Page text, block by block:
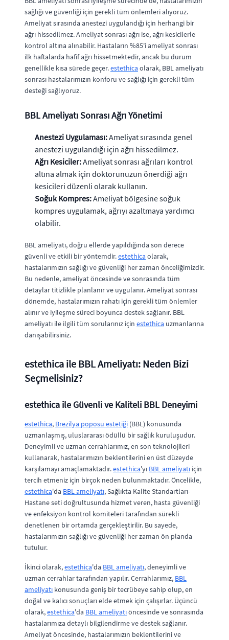
sağlığı ve güvenliği için gerekli tüm önlemleri alıyoruz.
Ameliyat sırasında anestezi uygulandığı için herhangi bir
ağrı hissedilmez. Ameliyat sonrası ağrı ise, ağrı kesicilerle
kontrol altına alınabilir. Hastaların %85'i ameliyat sonrası
ilk haftalarda hafif ağrı hissetmektedir, ancak bu durum
genellikle kısa sürede geçer.estethica olarak, BBL ameliyatı
sonrası hastalarımızın konforu ve sağlığı için gerekli tüm
desteği sağlıyoruz.
BBL Ameliyatı Sonrası Ağrı Yönetimi
Anestezi Uygulaması:Ameliyat sırasında genel
anestezi uygulandığı için ağrı hissedilmez.
Ağrı Kesiciler:Ameliyat sonrası ağrıları kontrol
altına almak için doktorunuzun önerdiği ağrı
kesicileri düzenli olarak kullanın.
Soğuk Kompres:Ameliyat bölgesine soğuk
kompres uygulamak, ağrıyı azaltmaya yardımcı
olabilir.
BBL ameliyatı, doğru ellerde yapıldığında son derece
güvenli ve etkili bir yöntemdir.estethica olarak,
hastalarımızın sağlığı ve güvenliği her zaman önceliğimizdir.
Bu nedenle, ameliyat öncesinde ve sonrasında tüm
detaylar titizlikle planlanır ve uygulanır. Ameliyat sonrası
dönemde, hastalarımızın rahatı için gerekli tüm önlemler
alınır ve iyileşme süreci boyunca destek sağlanır. BBL
ameliyatı ile ilgili tüm sorularınız için estethica uzmanlarına
danışabilirsiniz.
estethica ile BBL Ameliyatı: Neden Bizi
Seçmelisiniz?
estethica ile Güvenli ve Kaliteli BBL Deneyimi
estethica, Brezilya poposu estetiği (BBL) konusunda
uzmanlaşmış, uluslararası ödüllü bir sağlık kuruluşudur.
Deneyimli ve uzman cerrahlarımız, en son teknolojileri
kullanarak, hastalarımızın beklentilerini en üst düzeyde
karşılamayı amaçlamaktadır.estethica'yı BBL ameliyatı için
tercih etmeniz için birçok neden bulunmaktadır. Öncelikle,
estethica'da BBL ameliyatı, Sağlıkta Kalite Standartları-
Hastane seti doğrultusunda hizmet veren, hasta güvenliği
ve enfeksiyon kontrol komiteleri tarafından sürekli
denetlenen bir ortamda gerçekleştirilir. Bu sayede,
hastalarımızın sağlığı ve güvenliği her zaman ön planda
tutulur.
İkinci olarak,estethica'da BBL ameliyatı, deneyimli ve
uzman cerrahlar tarafından yapılır. Cerrahlarımız, BBL
ameliyatı konusunda geniş bir tecrübeye sahip olup, en
doğal ve kalıcı sonuçları elde etmek için çalışırlar. Üçüncü
olarak,estethica'da BBL ameliyatıöncesinde ve sonrasında
hastalarımıza detaylı bilgilendirme ve destek sağlanır.
Ameliyat öncesinde, hastalarımızın beklentilerini ve